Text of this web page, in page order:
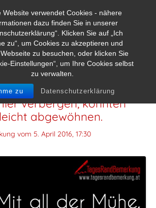
Website verwendet Cookies - nähere
dazu finden Sie in unserer
Klicken Sie auf „Ich
zu“, um Cookies zu akzeptieren und
zu besuchen, oder klicken Sie
Einstellungen“, um Ihre Cookies selbst
zu verwalten.
zu Datenschutzerklärung
mit der wir manche
verbergen, könnten
abgewöhnen.
vom 5. April 2016, 17:30